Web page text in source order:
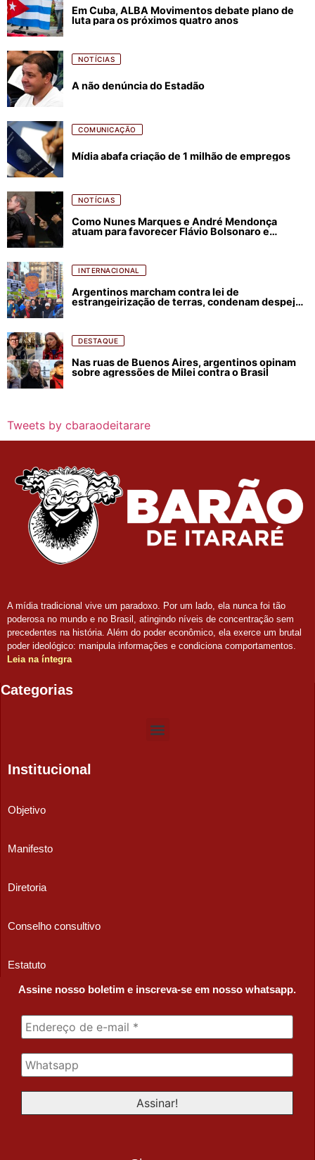
Em Cuba, ALBA Movimentos debate plano de
luta para os próximos quatro anos
NOTÍCIAS
A não denúncia do Estadão
COMUNICAÇÃO
Mídia abafa criação de 1 milhão de empregos
NOTÍCIAS
Como Nunes Marques e André Mendonça
atuam para favorecer Flávio Bolsonaro e
INTERNACIONAL
Argentinos marcham contra lei de
estrangeirização de terras, condenam despejos
DESTAQUE
Nas ruas de Buenos Aires, argentinos opinam
sobre agressões de Milei contra o Brasil
Tweets by cbaraodeitarare
A mídia tradicional vive um paradoxo. Por um lado, ela nunca foi tão
poderosa no mundo e no Brasil, atingindo níveis de concentração sem
precedentes na história. Além do poder econômico, ela exerce um brutal
poder ideológico: manipula informações e condiciona comportamentos.
Leia na íntegra
Categorias
Institucional
Objetivo
Manifesto
Diretoria
Conselho consultivo
Estatuto
Assine nosso boletim e inscreva-se em nosso whatsapp.